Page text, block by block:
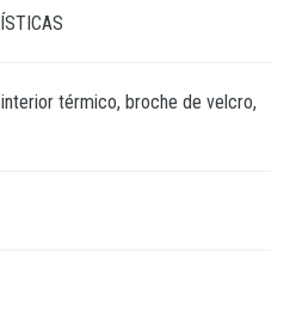
térmico, broche de velcro,